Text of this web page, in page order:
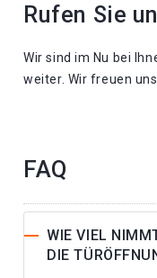
Rufen Sie
Wir sind im Nu bei
weiter. Wir freuen
FAQ
WIE VIEL
DIE